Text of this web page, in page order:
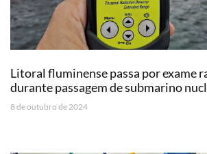
Litoral fluminense passa por exame
durante passagem de submarino
8 de outubro de 2024